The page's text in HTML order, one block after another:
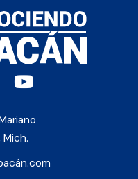
Y
o
t
u
b
Mich.